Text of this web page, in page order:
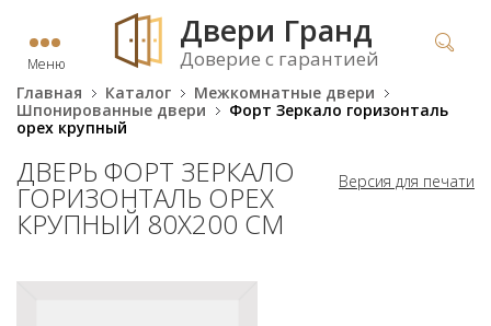
Меню
Двери Гранд
Доверие с гарантией
Главная Каталог
Межкомнатные двери
Шпонированные двери
Форт Зеркало горизонталь
орех крупный
Версия для печати
ДВЕРЬ ФОРТ ЗЕРКАЛО
ГОРИЗОНТАЛЬ ОРЕХ
КРУПНЫЙ 80Х200 СМ